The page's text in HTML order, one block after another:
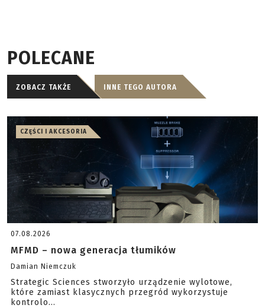
POLECANE
ZOBACZ TAKŻE INNE TEGO AUTORA
CZĘŚCI I AKCESORIA
07.08.2026
MFMD – nowa generacja tłumików
Damian Niemczuk
Strategic Sciences stworzyło urządzenie wylotowe,
które zamiast klasycznych przegród wykorzystuje
kontrolo...